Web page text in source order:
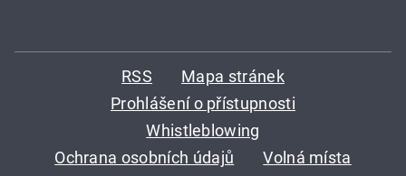
RSS
Mapa stránek
Prohlášení o přístupnosti
Whistleblowing
Ochrana osobních údajů
Volná místa